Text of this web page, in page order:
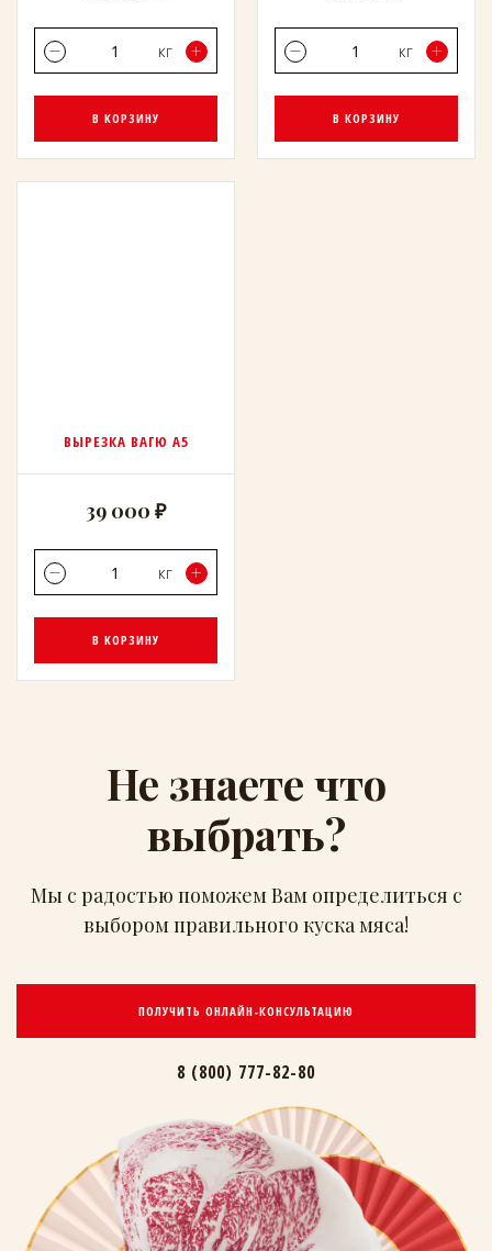
кг
В КОРЗИНУ
кг
В КОРЗИНУ
ВЫРЕЗКА ВАГЮ А5
39 000 ₽
кг
В КОРЗИНУ
Не знаете что
выбрать?
Мы с радостью поможем Вам определиться с
выбором правильного куска мяса!
ПОЛУЧИТЬ ОНЛАЙН-КОНСУЛЬТАЦИЮ
8 (800) 777-82-80